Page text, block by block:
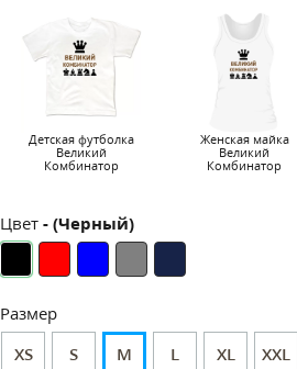
Детская футболка
Великий
Комбинатор
Женская майка
Великий
Комбинатор
Цвет - (Черный)
Размер
XS
S M L XL XXL